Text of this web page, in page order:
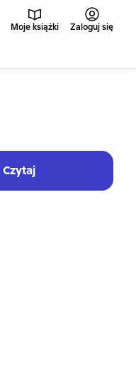
Moje książki Zaloguj się
Czytaj